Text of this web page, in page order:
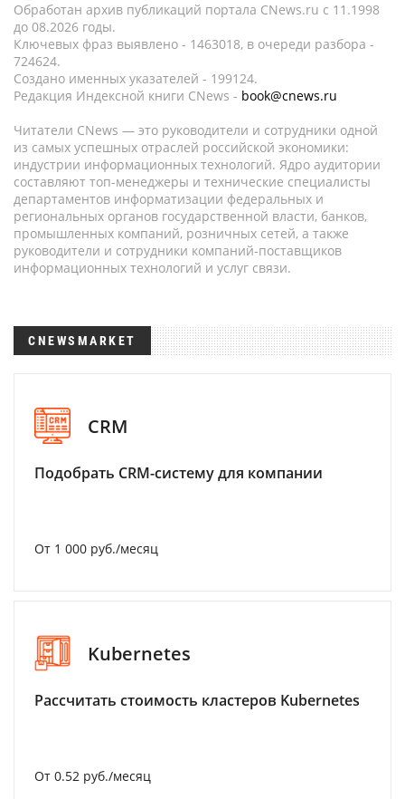
Обработан архив публикаций портала CNews.ru c 11.1998
до 08.2026 годы.
Ключевых фраз выявлено - 1463018, в очереди разбора -
724624.
Создано именных указателей - 199124.
Редакция Индексной книги CNews - book@cnews.ru
Читатели CNews — это руководители и сотрудники одной
из самых успешных отраслей российской экономики:
индустрии информационных технологий. Ядро аудитории
составляют топ-менеджеры и технические специалисты
департаментов информатизации федеральных и
региональных органов государственной власти, банков,
промышленных компаний, розничных сетей, а также
руководители и сотрудники компаний-поставщиков
информационных технологий и услуг связи.
CNEWSMARKET
CRM
Подобрать CRM-систему для компании
От 1 000 руб./месяц
Kubernetes
Рассчитать стоимость кластеров Kubernetes
От 0.52 руб./месяц